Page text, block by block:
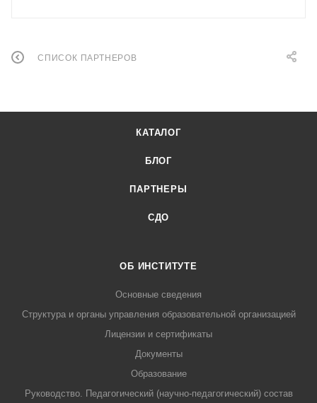
СПИСОК ПАРТНЕРОВ
КАТАЛОГ
БЛОГ
ПАРТНЕРЫ
СДО
ОБ ИНСТИТУТЕ
Основные сведения
Структура и органы управления образовательной организацией
Лицензии и сертификаты
Документы
Образование
Руководство. Педагогический (научно-педагогический) состав